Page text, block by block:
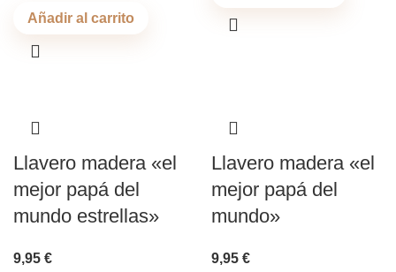
Añadir al carrito
Llavero madera «el
mejor papá del
mundo estrellas»
9,95 €
Llavero madera «el
mejor papá del
mundo»
9,95 €